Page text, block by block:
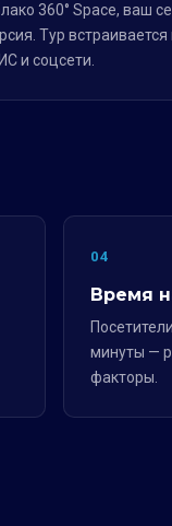
360° Space, ваш
Тур
и соцсети.
04
Время
минуты —
факторы.